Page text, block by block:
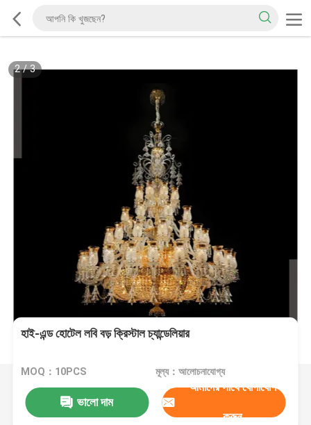
2/3
হাই-এন্ড হোটেল লবি বড় ক্রিস্টাল চ্যান্ডেলিয়ার
MOQ：10PCS মূল্য：আলোচনাযোগ্য
ভালো দাম
আমাদের সাথে যোগাযোগ
করুন